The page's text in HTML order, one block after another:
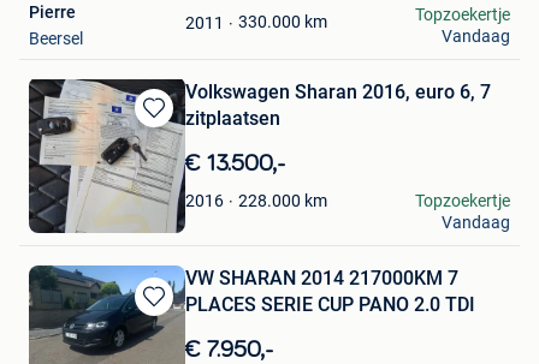
Favorieten
2011 330.000 km
Pierre
Beersel
Topzoekertje
Vandaag
Bewaren
in
Mijn
Favorieten
Volkswagen Sharan 2016, euro 6, 7
zitplaatsen
€ 13.500,-
2016 228.000 km
aslanwolf
Glain & Partie Ans
Topzoekertje
Vandaag
Bewaren
in
VW SHARAN 2014 217000KM 7
PLACES SERIE CUP PANO 2.0 TDI
€ 7.950,-